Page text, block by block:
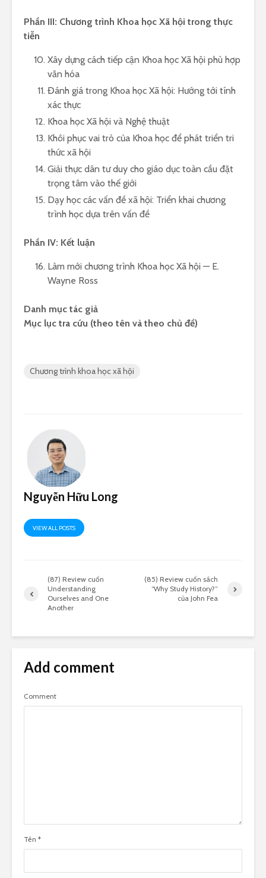
Phần III: Chương trình Khoa học Xã hội trong thực
tiễn
Xây dựng cách tiếp cận Khoa học Xã hội phù hợp
văn hóa
Đánh giá trong Khoa học Xã hội: Hướng tới tính
xác thực
Khoa học Xã hội và Nghệ thuật
Khôi phục vai trò của Khoa học để phát triển tri
thức xã hội
Giải thực dân tư duy cho giáo dục toàn cầu đặt
trọng tâm vào thế giới
Dạy học các vấn đề xã hội: Triển khai chương
trình học dựa trên vấn đề
Phần IV: Kết luận
Làm mới chương trình Khoa học Xã hội — E.
Wayne Ross
Danh mục tác giả
Mục lục tra cứu (theo tên và theo chủ đề)
Chương trình khoa học xã hội
Nguyễn Hữu Long
VIEW ALL POSTS
(87) Review cuốn
Understanding
Ourselves and One
Another
(85) Review cuốn sách
“Why Study History?”
của John Fea
Add comment
Comment
Tên *